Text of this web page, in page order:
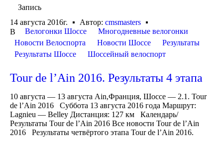
Запись
14 августа 2016г.
Автор: cmsmasters
В
Велогонки Шоссе
Многодневные велогонки
Новости Велоспорта
Новости Шоссе
Результаты
Результаты Шоссе
Шоссейный велоспорт
Tour de l’Ain 2016. Результаты 4 этапа
10 августа — 13 августа Ain,Франция, Шоссе — 2.1. Tour
de l’Ain 2016 Суббота 13 августа 2016 года Маршрут:
Lagnieu — Belley Дистанция: 127 км Календарь/
Результаты Tour de l’Ain 2016 Все новости Tour de l’Ain
2016 Результаты четвёртого этапа Tour de l’Ain 2016.